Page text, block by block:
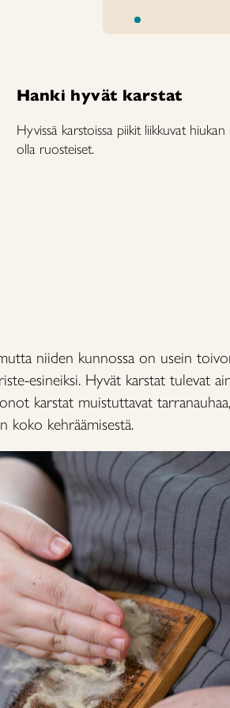
Hanki hyvät karstat
Hyvissä karstoissa piikit liikkuvat
olla ruosteiset.
niiden kunnossa on usein
esineiksi. Hyvät karstat tulevat
karstat muistuttavat
koko kehräämisestä.